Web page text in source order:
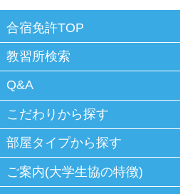
合宿免許TOP
教習所検索
Q&A
こだわりから探す
部屋タイプから探す
ご案内(大学生協の特徴)